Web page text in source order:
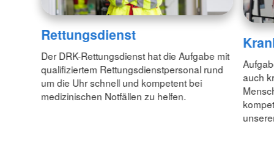
Rettungsdienst
Der DRK-Rettungsdienst hat die Aufgabe mit
qualifiziertem Rettungsdienstpersonal rund
um die Uhr schnell und kompetent bei
medizinischen Notfällen zu helfen.
auch